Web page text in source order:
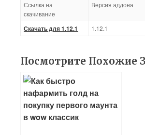
Ссылка на
скачивание
Версия аддона
Скачать для 1.12.1 1.12.1
Посмотрите Похожие